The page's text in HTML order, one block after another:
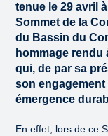
tenue le 29 avril
Sommet de la
du Bassin du
hommage rendu
qui, de par sa
son engagement
émergence
En effet, lors de ce